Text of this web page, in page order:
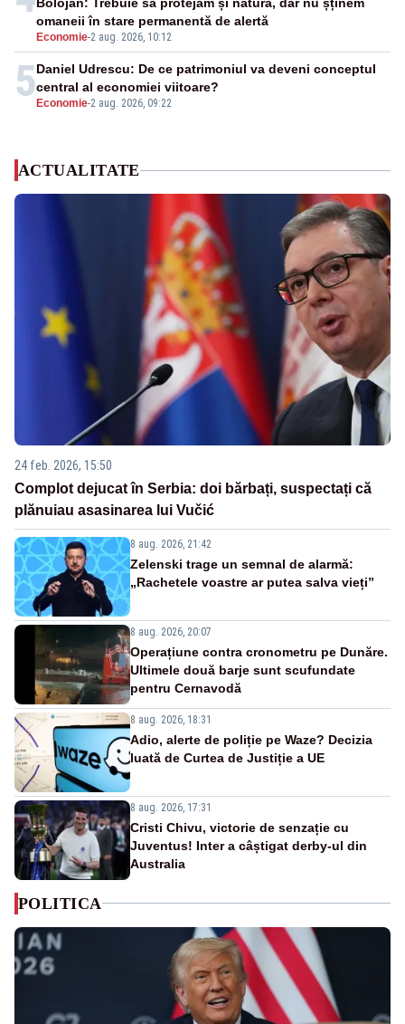
Economie-2 aug. 2026, 10:12
omaneii în stare permanentă de alertă
5 Economie-2 aug. 2026, 09:22
Daniel Udrescu: De ce patrimoniul va deveni conceptul
central al economiei viitoare?
ACTUALITATE
24 feb. 2026, 15:50
Complot dejucat în Serbia: doi bărbați, suspectați că
plănuiau asasinarea lui Vučić
8 aug. 2026, 21:42
Zelenski trage un semnal de alarmă:
„Rachetele voastre ar putea salva vieți”
8 aug. 2026, 20:07
Operațiune contra cronometru pe Dunăre.
Ultimele două barje sunt scufundate
pentru Cernavodă
8 aug. 2026, 18:31
Adio, alerte de poliție pe Waze? Decizia
luată de Curtea de Justiție a UE
8 aug. 2026, 17:31
Cristi Chivu, victorie de senzație cu
Juventus! Inter a câștigat derby-ul din
Australia
POLITICA